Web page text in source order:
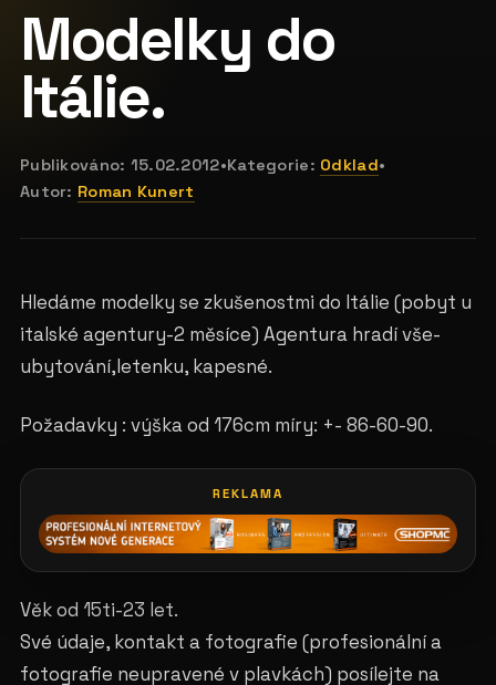
Modelky do
Itálie.
Publikováno: 15.02.2012•Kategorie: Odklad•
Autor: Roman Kunert
Hledáme modelky se zkušenostmi do Itálie (pobyt u
italské agentury-2 měsíce) Agentura hradí vše-
ubytování,letenku, kapesné.
Požadavky : výška od 176cm míry: +- 86-60-90.
REKLAMA
Věk od 15ti-23 let.
Své údaje, kontakt a fotografie (profesionální a
fotografie neupravené v plavkách) posílejte na